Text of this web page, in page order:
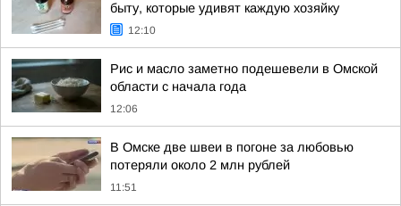
быту, которые удивят каждую хозяйку
12:10
Рис и масло заметно подешевели в Омской
области с начала года
12:06
В Омске две швеи в погоне за любовью
потеряли около 2 млн рублей
11:51